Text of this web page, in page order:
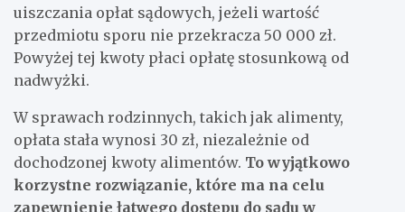
uiszczania opłat sądowych, jeżeli wartość
przedmiotu sporu nie przekracza 50 000 zł.
Powyżej tej kwoty płaci opłatę stosunkową od
nadwyżki.
W sprawach rodzinnych, takich jak alimenty,
opłata stała wynosi 30 zł, niezależnie od
dochodzonej kwoty alimentów. To wyjątkowo
korzystne rozwiązanie, które ma na celu
zapewnienie łatwego dostępu do sądu w